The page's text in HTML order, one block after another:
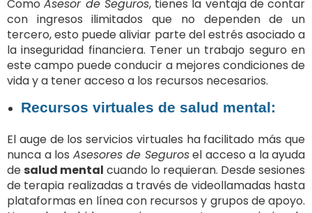
ComoAsesor de Seguros, tienes la ventaja de contar
con ingresos ilimitados que no dependen de un
tercero, esto puede aliviar parte del estrés asociado a
la inseguridad financiera. Tener un trabajo seguro en
este campo puede conducir a mejores condiciones de
vida y a tener acceso a los recursos necesarios.
Recursos virtuales de salud mental:
El auge de los servicios virtuales ha facilitado más que
nunca a los Asesores de Segurosel acceso a la ayuda
de salud mental cuando lo requieran. Desde sesiones
de terapia realizadas a través de videollamadas hasta
plataformas en línea con recursos y grupos de apoyo.